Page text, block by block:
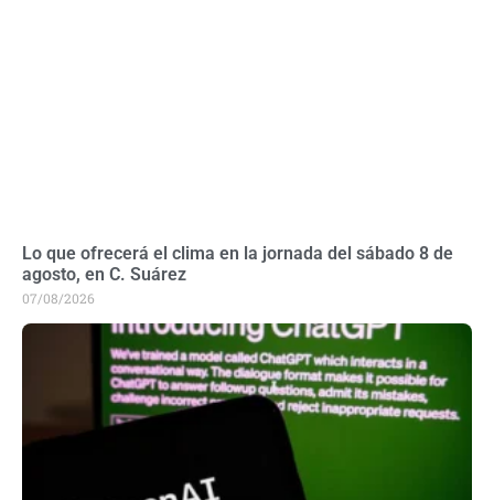
Lo que ofrecerá el clima en la jornada del sábado 8 de
agosto, en C. Suárez
07/08/2026